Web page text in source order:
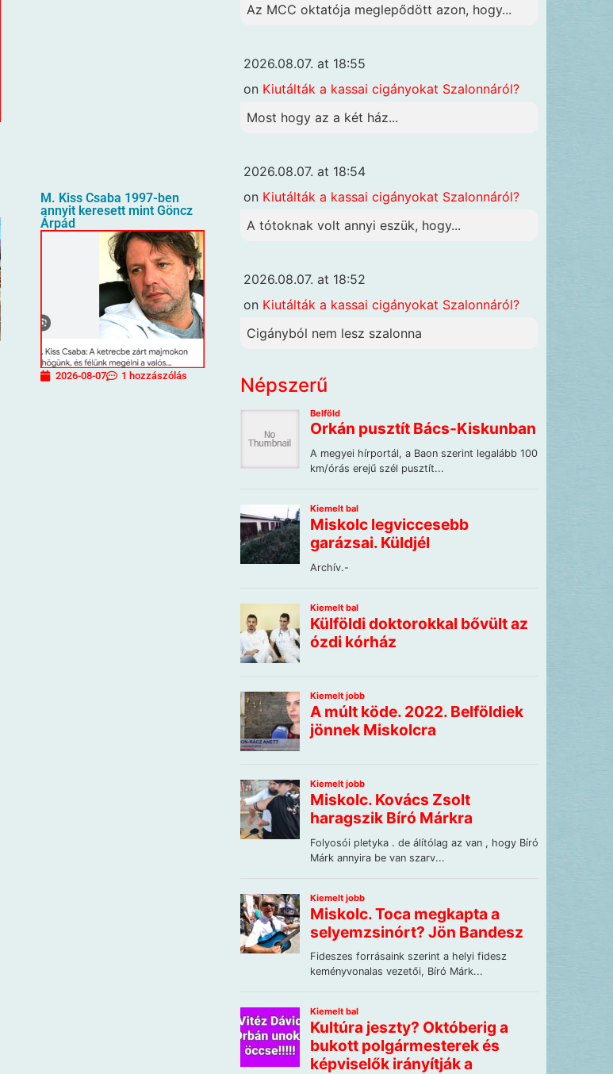
M. Kiss Csaba 1997-ben
annyit keresett mint Göncz
Árpád
2026-08-07 1 hozzászólás
Az MCC oktatója meglepődött azon, hogy...
2026.08.07. at 18:55
on Kiutálták a kassai cigányokat Szalonnáról?
Most hogy az a két ház...
2026.08.07. at 18:54
on Kiutálták a kassai cigányokat Szalonnáról?
A tótoknak volt annyi eszük, hogy...
2026.08.07. at 18:52
on Kiutálták a kassai cigányokat Szalonnáról?
Cigányból nem lesz szalonna
Népszerű